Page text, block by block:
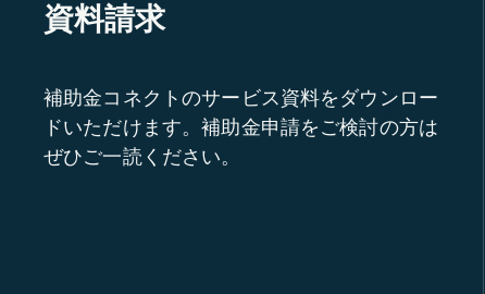
資料請求
補助金コネクトのサービス資料をダウンロー
ドいただけます。補助金申請をご検討の方は
ぜひご一読ください。